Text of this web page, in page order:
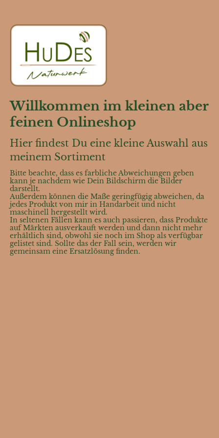
Willkommen im kleinen aber
feinen Onlineshop
Hier findest Du eine kleine Auswahl aus
meinem Sortiment
Bitte beachte, dass es farbliche Abweichungen geben
kann je nachdem wie Dein Bildschirm die Bilder
darstellt.
Außerdem können die Maße geringfügig abweichen, da
jedes Produkt von mir in Handarbeit und nicht
maschinell hergestellt wird.
In seltenen Fällen kann es auch passieren, dass Produkte
auf Märkten ausverkauft werden und dann nicht mehr
erhältlich sind, obwohl sie noch im Shop als verfügbar
gelistet sind. Sollte das der Fall sein, werden wir
gemeinsam eine Ersatzlösung finden.